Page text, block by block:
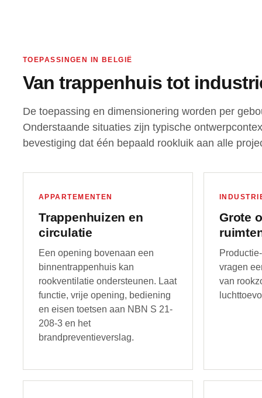
TOEPASSINGEN IN BELGIË
Van trappenhuis tot
De toepassing en dimensionering worden per
Onderstaande situaties zijn typische
bevestiging dat één bepaald rookluik aan alle
APPARTEMENTEN
Trappenhuizen en
circulatie
Een opening bovenaan een
binnentrappenhuis kan
rookventilatie ondersteunen. Laat
functie, vrije opening, bediening
en eisen toetsen aan NBN S 21-
208-3 en het
brandpreventieverslag.
Grote
vragen
van